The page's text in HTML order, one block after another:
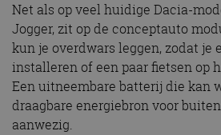
Net als op veel huidige Dacia-
Jogger, zit op de conceptauto
kun je overdwars leggen, zodat je
installeren of een paar fietsen op
Een uitneembare batterij die kan
draagbare energiebron voor
aanwezig.